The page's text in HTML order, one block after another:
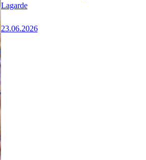
Lagarde
23.06.2026